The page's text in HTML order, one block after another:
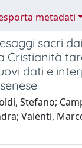
metadati
sacri
Cristianità
dati e
Stefano;
Valenti,